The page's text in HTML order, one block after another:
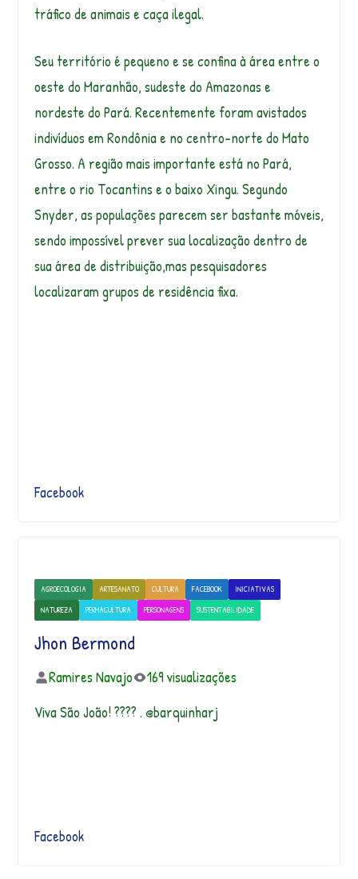
tráfico de animais e caça ilegal.
Seu território é pequeno e se confina à área entre o
oeste do Maranhão, sudeste do Amazonas e
nordeste do Pará. Recentemente foram avistados
indivíduos em Rondônia e no centro-norte do Mato
Grosso. A região mais importante está no Pará,
entre o rio Tocantins e o baixo Xingu. Segundo
Snyder, as populações parecem ser bastante móveis,
sendo impossível prever sua localização dentro de
sua área de distribuição,mas pesquisadores
localizaram grupos de residência fixa.
Facebook
AGROECOLOGIA ARTESANATO CULTURA FACEBOOK
INICIATIVAS
NATUREZA
PERMACULTURA PERSONAGENS SUSTENTABILIDADE
Jhon Bermond
Ramires Navajo
169 visualizações
Viva São João! ???? . @barquinharj
Facebook